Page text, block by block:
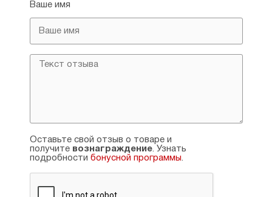
Ваше имя
Оставьте свой отзыв о товаре и
получите вознаграждение. Узнать
подробности бонусной программы.